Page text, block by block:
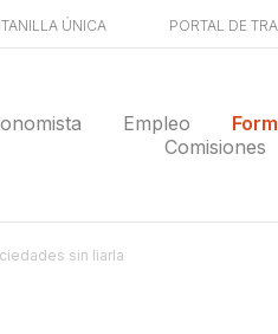
ÚNICA PORTAL DE
Empleo
Comisiones
sin liarla